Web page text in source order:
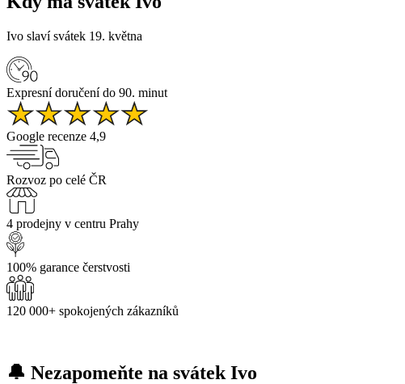
Ivo slaví svátek 19. května
Expresní doručení do 90. minut
Google recenze 4,9
Rozvoz po celé ČR
4 prodejny v centru Prahy
100% garance čerstvosti
120 000+ spokojených zákazníků
🔔 Nezapomeňte na svátek Ivo